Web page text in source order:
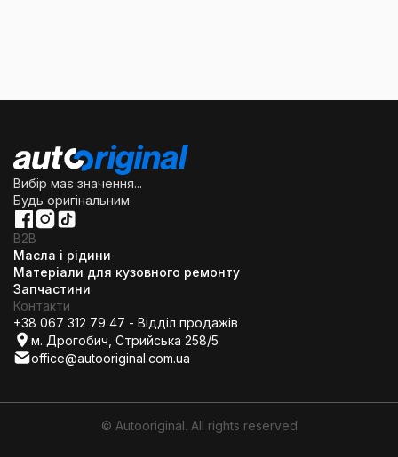
Вибір має значення...
Будь оригінальним
B2B
Масла і рідини
Матеріали для кузовного ремонту
Запчастини
Контакти
+38 067 312 79 47 - Відділ продажів
м. Дрогобич, Стрийська 258/5
office@autooriginal.com.ua
© Autooriginal. All rights reserved